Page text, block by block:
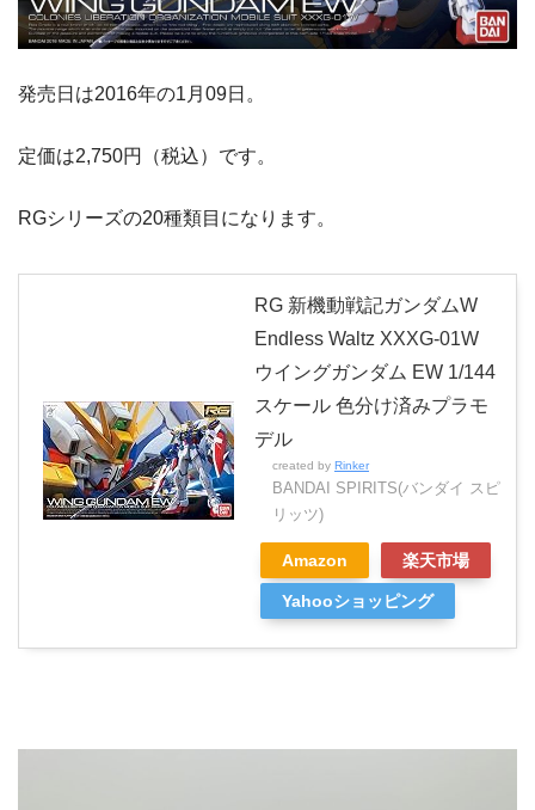
発売日は2016年の1月09日。
定価は2,750円（税込）です。
RGシリーズの20種類目になります。
RG 新機動戦記ガンダムW
Endless Waltz XXXG-01W
ウイングガンダム EW 1/144
スケール 色分け済みプラモ
デル
created by Rinker
BANDAI SPIRITS(バンダイ スピ
リッツ)
Amazon 楽天市場
Yahooショッピング